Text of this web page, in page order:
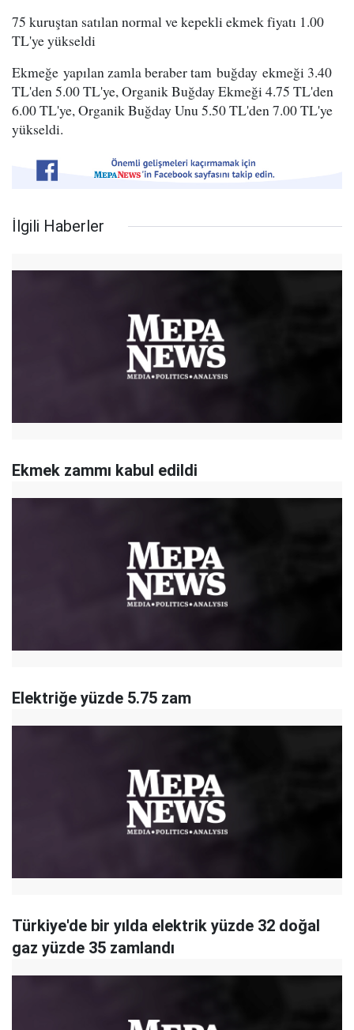
75 kuruştan satılan normal ve kepekli ekmek fiyatı 1.00
TL'ye yükseldi
Ekmeğe yapılan zamla beraber tam buğday ekmeği 3.40
TL'den 5.00 TL'ye, Organik Buğday Ekmeği 4.75 TL'den
6.00 TL'ye, Organik Buğday Unu 5.50 TL'den 7.00 TL'ye
yükseldi.
İlgili Haberler
Ekmek zammı kabul edildi
Elektriğe yüzde 5.75 zam
Türkiye'de bir yılda elektrik yüzde 32 doğal
gaz yüzde 35 zamlandı